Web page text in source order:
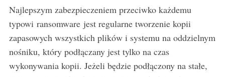
Najlepszym zabezpieczeniem przeciwko każdemu
typowi ransomware jest regularne tworzenie kopii
zapasowych wszystkich plików i systemu na oddzielnym
nośniku, który podłączany jest tylko na czas
wykonywania kopii. Jeżeli będzie podłączony na stałe,